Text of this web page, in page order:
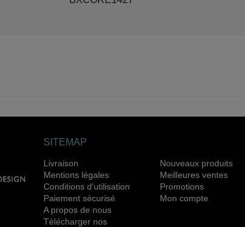
SITEMAP
Livraison
Mentions légales
Conditions d'utilisation
Paiement sécurisé
A propos de nous
Télécharger nos
Nouveaux produits
Meilleures ventes
Promotions
Mon compte